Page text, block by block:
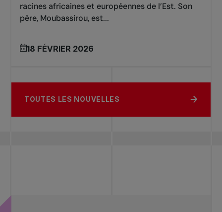
racines africaines et européennes de l’Est. Son
père, Moubassirou, est...
18 FÉVRIER 2026
TOUTES LES NOUVELLES